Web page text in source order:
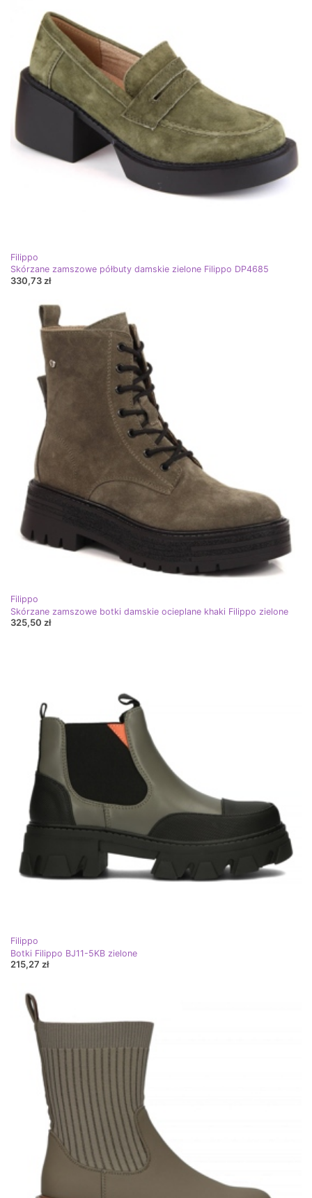
Filippo
Skórzane zamszowe półbuty damskie zielone Filippo DP4685
330,73 zł
Filippo
Skórzane zamszowe botki damskie ocieplane khaki Filippo zielone
325,50 zł
Filippo
Botki Filippo BJ11-5KB zielone
215,27 zł